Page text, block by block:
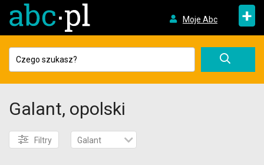
Moje Abc +
Galant, opolski
Filtry Galant